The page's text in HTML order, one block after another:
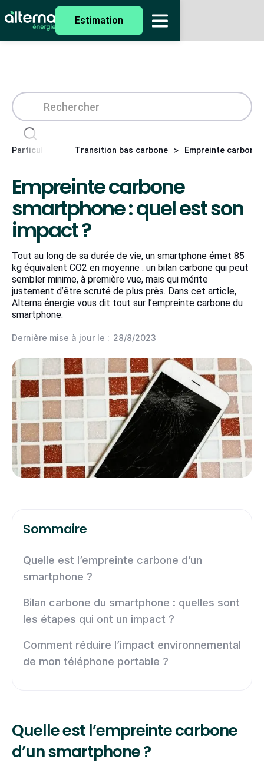
Estimation
Particuliers Transition bas carbone > Empreinte
Empreinte carbone
smartphone : quel est son
impact ?
Tout au long de sa durée de vie, un smartphone émet 85
kg équivalent CO2 en moyenne : un bilan carbone qui peut
sembler minime, à première vue, mais qui mérite
justement d’être scruté de plus près. Dans cet article,
Alterna énergie vous dit tout sur l’empreinte carbone du
smartphone.
Dernière mise à jour le : 28/8/2023
Sommaire
Quelle est l’empreinte carbone d’un
smartphone ?
Bilan carbone du smartphone : quelles sont
les étapes qui ont un impact ?
Comment réduire l’impact environnemental
de mon téléphone portable ?
Quelle est l’empreinte carbone
d’un smartphone ?